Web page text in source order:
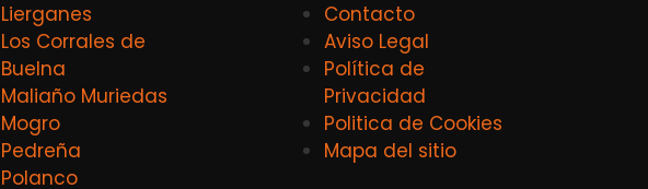
Lierganes
Los Corrales de
Buelna
Maliaño Muriedas
Mogro
Pedreña
Polanco
Contacto
Aviso Legal
Política de
Privacidad
Politica de Cookies
Mapa del sitio